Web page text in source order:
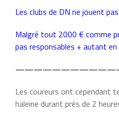
Les clubs de DN ne jouent
Malgré tout 2000 € comme
pas responsables + autant en
Les coureurs ont cependant
haleine durant prés de 2